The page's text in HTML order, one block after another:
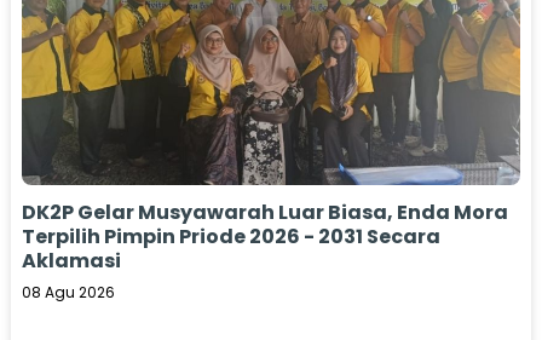
DK2P Gelar Musyawarah Luar Biasa, Enda Mora
Terpilih Pimpin Priode 2026 - 2031 Secara
Aklamasi
08 Agu 2026